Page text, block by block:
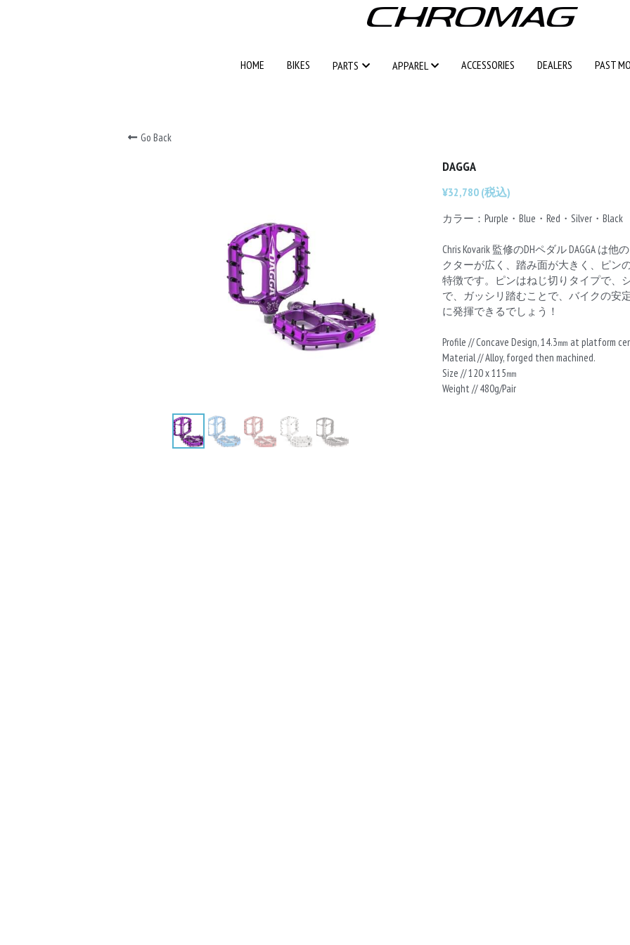
HOME BIKES PARTS APPAREL ACCESSORIES DEALERS PAST
HOME BIKES PARTS APPAREL ACCESSORIES DEALERS PAST
Go Back
DAGGA
¥32,780 (税込)
カラー：Purple・Blue・Red・Silver・Black
Chris Kovarik 監修のDHペダル DAGGA は
クターが広く、踏み面が大きく、ピン
特徴です。ピンはねじ切りタイプで、
で、ガッシリ踏むことで、バイクの安
に発揮できるでしょう！
Profile // Concave Design, 14.3㎜ at platform
Material // Alloy, forged then machined.
Size // 120 x 115㎜
Weight // 480g/Pair